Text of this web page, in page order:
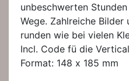
unbeschwerten
Wege. Zahlreiche
runden wie bei vielen
Incl. Code fü die
Format: 148 x 185 mm